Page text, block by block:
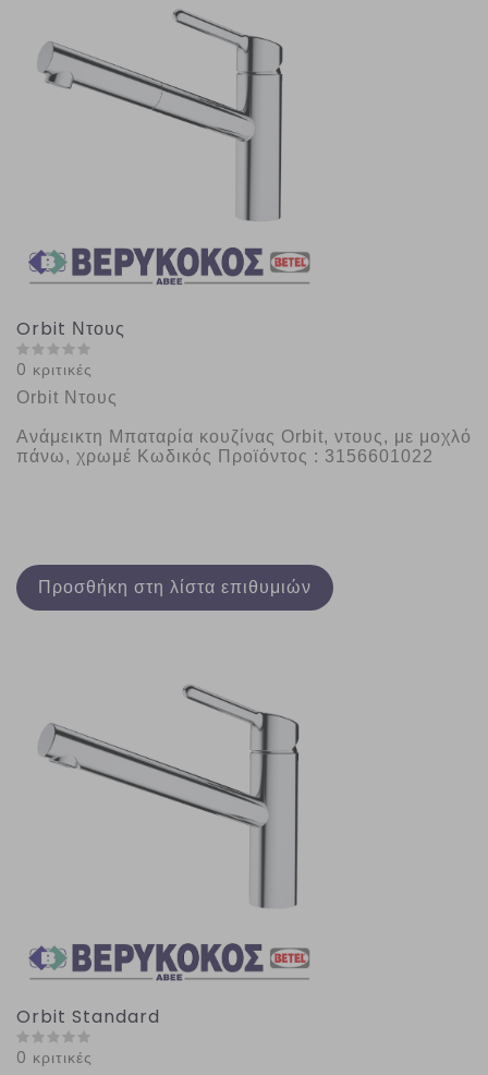
Orbit Ντους
0 κριτικές
Orbit Ντους
Ανάμεικτη Μπαταρία κουζίνας Orbit, ντους, με μοχλό
πάνω, χρωμέ Κωδικός Προϊόντος : 3156601022
Προσθήκη στη λίστα επιθυμιών
Orbit Standard
0 κριτικές